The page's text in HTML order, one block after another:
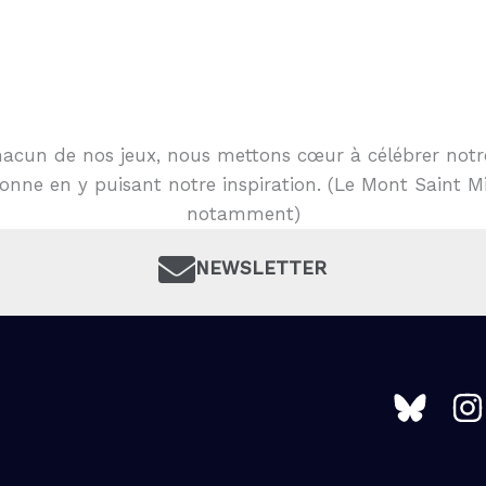
de nos jeux, nous mettons cœur à célébrer
en y puisant notre inspiration. (Le Mont Saint
notamment)
NEWSLETTER